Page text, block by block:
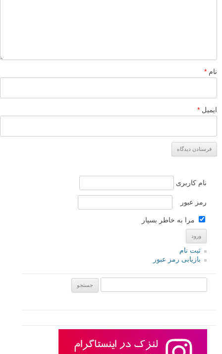
نام *
ایمیل *
نام کاربری
رمز عبور
مرا به خاطر بسپار
ثبت نام
بازیابی رمز عبور